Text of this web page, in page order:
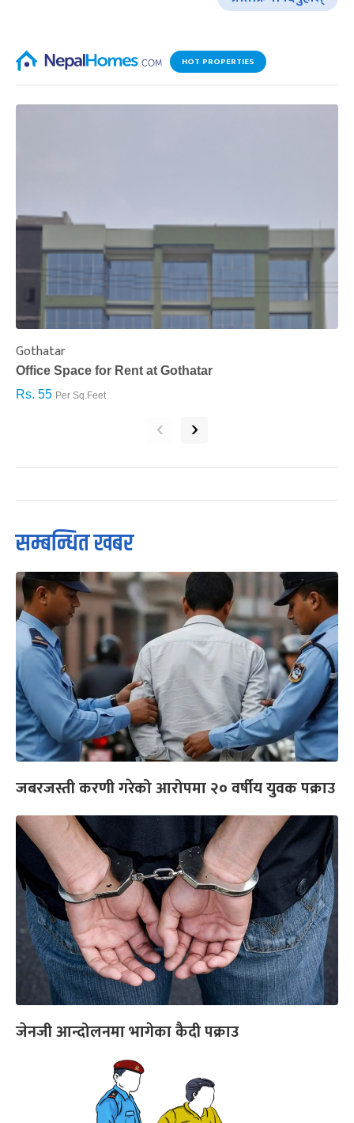
HOT PROPERTIES
Gothatar
Office Space for Rent at Gothatar
Rs. 55 Per Sq.Feet
‹ ›
सम्बन्धित खबर
जबरजस्ती करणी गरेको आरोपमा २० वर्षीय युवक पक्राउ
जेनजी आन्दोलनमा भागेका कैदी पक्राउ